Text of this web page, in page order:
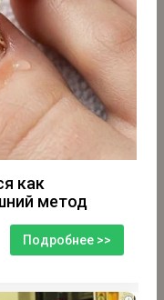
как
метод
Подробнее >>